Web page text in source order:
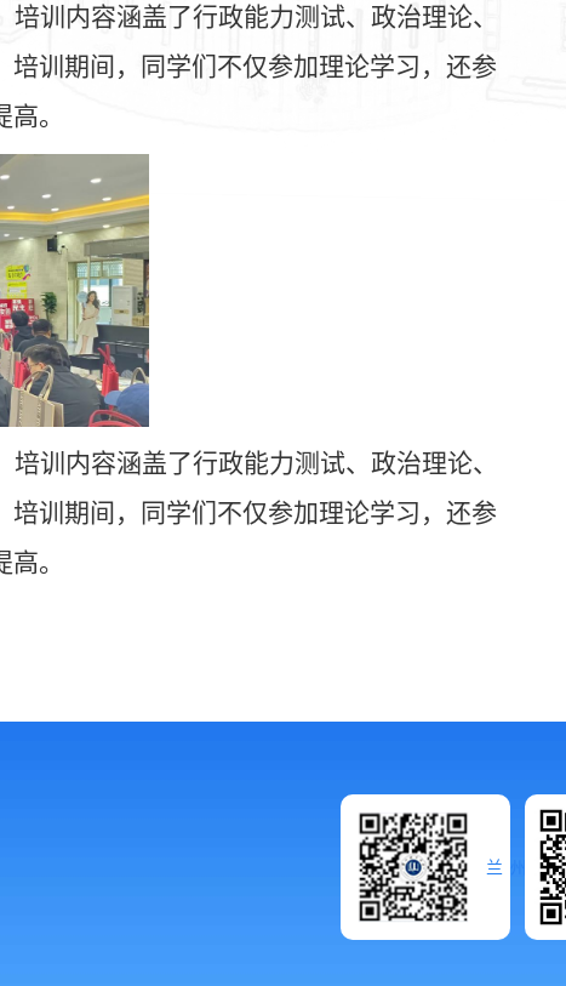
培训内容涵盖了行政能力测试、政治理论、
训期间，同学们不仅参加理论学习，还参
。
培训内容涵盖了行政能力测试、政治理论、
训期间，同学们不仅参加理论学习，还参
。